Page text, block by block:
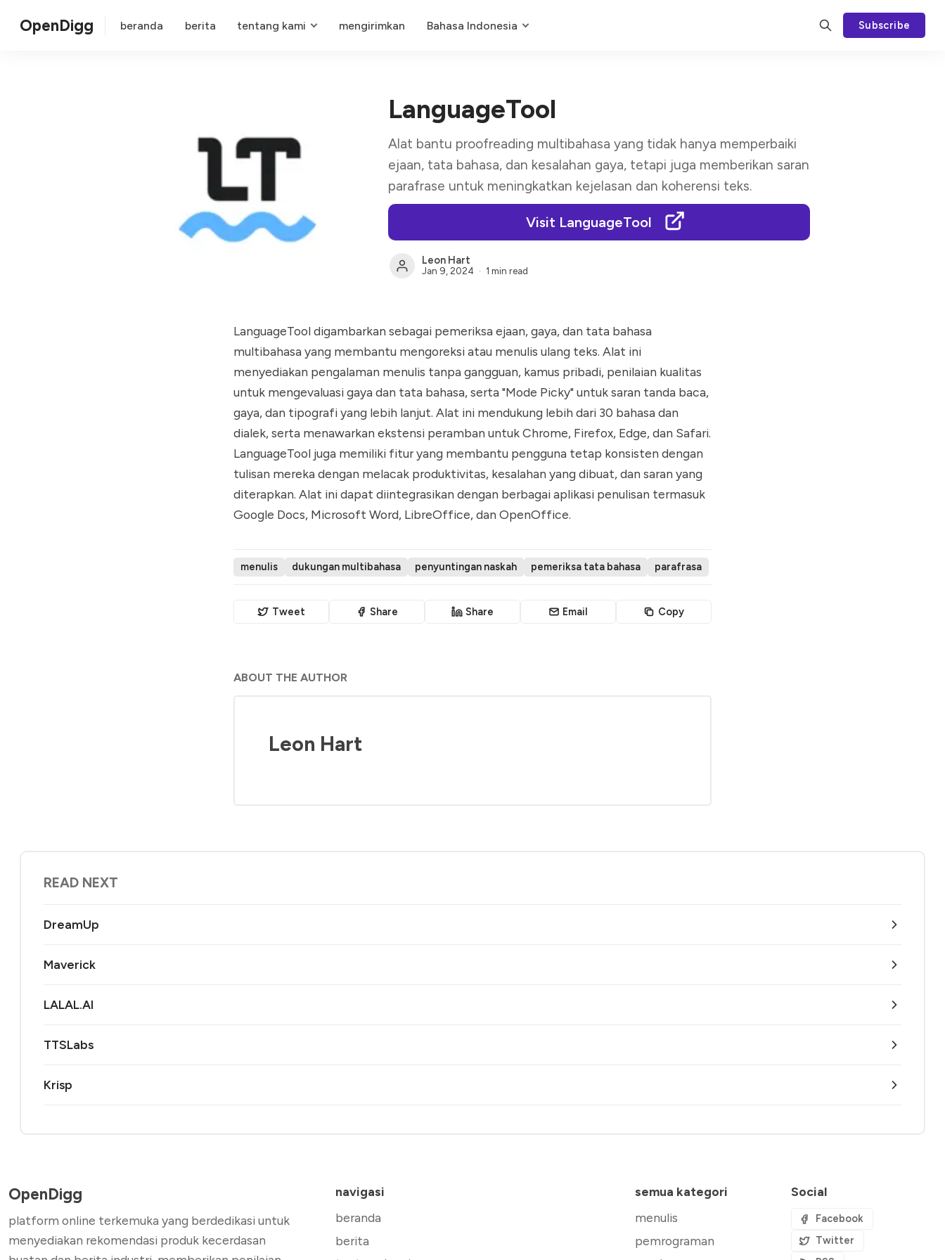
OpenDigg beranda berita tentang kami mengirimkan Bahasa Indonesia Subscribe
LanguageTool
Alat bantu proofreading multibahasa yang tidak hanya memperbaiki
ejaan, tata bahasa, dan kesalahan gaya, tetapi juga memberikan saran
parafrase untuk meningkatkan kejelasan dan koherensi teks.
Visit LanguageTool
Leon Hart
Jan 9, 2024 1 min read
LanguageTooldigambarkan sebagai pemeriksa ejaan, gaya, dan tata bahasa
multibahasa yang membantu mengoreksi atau menulis ulang teks. Alat ini
menyediakan pengalaman menulis tanpa gangguan, kamus pribadi, penilaian kualitas
untuk mengevaluasi gaya dan tata bahasa, serta "Mode Picky" untuk saran tanda baca,
gaya, dan tipografi yang lebih lanjut. Alat ini mendukung lebih dari 30 bahasa dan
dialek, serta menawarkan ekstensi peramban untuk Chrome, Firefox, Edge, dan Safari.
LanguageTool juga memiliki fitur yang membantu pengguna tetap konsisten dengan
tulisan mereka dengan melacak produktivitas, kesalahan yang dibuat, dan saran yang
diterapkan. Alat ini dapat diintegrasikan dengan berbagai aplikasi penulisan termasuk
Google Docs, Microsoft Word, LibreOffice, dan OpenOffice.
menulis dukungan multibahasa penyuntingan naskah pemeriksa tata bahasa parafrasa
Tweet Share Share Email Copy
ABOUT THE AUTHOR
Leon Hart
READ NEXT
DreamUp
Maverick
LALAL.AI
TTSLabs
Krisp
OpenDigg
platform online terkemuka yang berdedikasi untuk
menyediakan rekomendasi produk kecerdasan
navigasi
beranda
berita
semua kategori
menulis
pemrograman
Social
Facebook
Twitter